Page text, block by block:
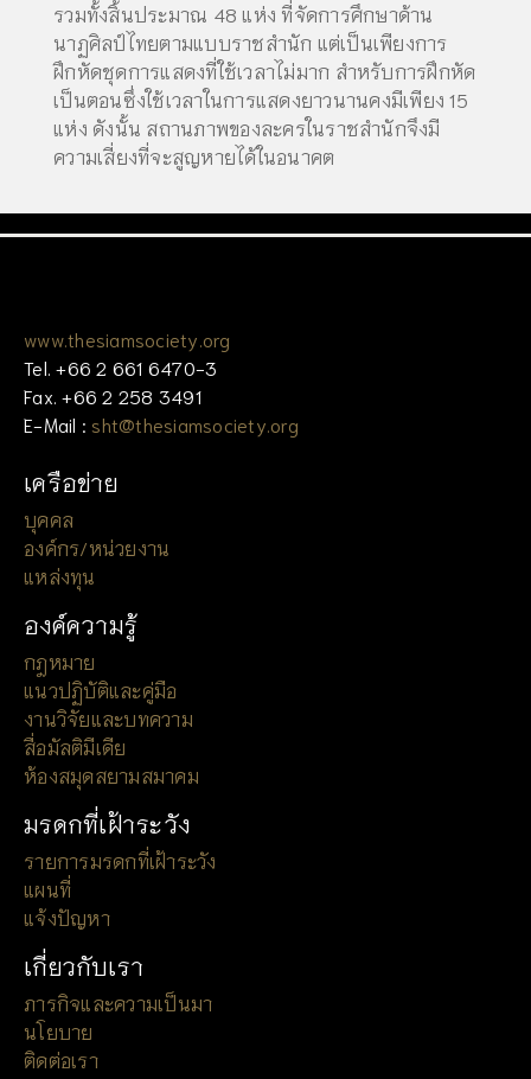
รวมทั้งสิ้นประมาณ 48 แห่ง ที่จัดการศึกษาด้าน
นาฏศิลป์ไทยตามแบบราชสำนัก แต่เป็นเพียงการ
ฝึกหัดชุดการแสดงที่ใช้เวลาไม่มาก สำหรับการฝึกหัด
เป็นตอนซึ่งใช้เวลาในการแสดงยาวนานคงมีเพียง 15
แห่ง ดังนั้น สถานภาพของละครในราชสำนักจึงมี
ความเสี่ยงที่จะสูญหายได้ในอนาคต
www.thesiamsociety.org
Tel. +66 2 661 6470-3
Fax. +66 2 258 3491
E-Mail : sht@thesiamsociety.org
เครือข่าย
บุคคล
องค์กร/หน่วยงาน
แหล่งทุน
องค์ความรู้
กฎหมาย
แนวปฏิบัติและคู่มือ
งานวิจัยและบทความ
สื่อมัลติมีเดีย
ห้องสมุดสยามสมาคม
มรดกที่เฝ้าระวัง
รายการมรดกที่เฝ้าระวัง
แผนที่
แจ้งปัญหา
เกี่ยวกับเรา
ภารกิจและความเป็นมา
นโยบาย
ติดต่อเรา